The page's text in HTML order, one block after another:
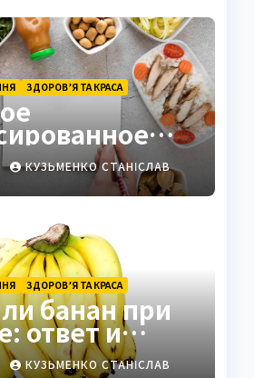
ЗДОРОВ’Я ТА КРАСА
и как
его
КУЗЬМЕНКО СТАНІСЛАВ
ЗДОРОВ’Я ТА КРАСА
банан при
ответ и
КУЗЬМЕНКО СТАНІСЛАВ